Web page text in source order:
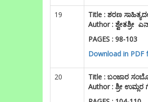
19 Title : ಶರಣ
Author : ಶ್ವೇತಶ್ರೀ
PAGES : 98-103
Download in PDF
20 Title : ಬಂಜಾರ
Author : ಶ್ರೀ